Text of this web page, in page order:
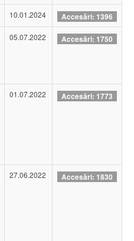
10.01.2024 Accesări: 1396
05.07.2022 Accesări: 1750
01.07.2022 Accesări: 1773
27.06.2022 Accesări: 1830